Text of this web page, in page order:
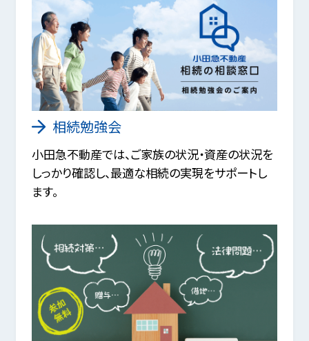
相続勉強会
小田急不動産では、ご家族の状況・資産の状況を
しっかり確認し、最適な相続の実現をサポートし
ます。